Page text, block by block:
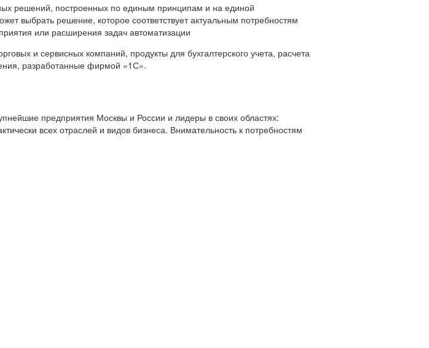
решений, построенных по единым принципам и на единой
выбрать решение, которое соответствует актуальным потребностям
или расширения задач автоматизации
и сервисных компаний, продукты для бухгалтерского учета, расчета
разработанные фирмой «1С».
предприятия Москвы и России и лидеры в своих областях:
всех отраслей и видов бизнеса. Внимательность к потребностям